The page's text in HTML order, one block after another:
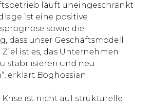
läuft uneingeschränkt
ist eine positive
sowie die
dass unser Geschäftsmodell
ist es, das Unternehmen
stabilisieren und neu
erklärt Boghossian.
Krise ist nicht auf strukturelle